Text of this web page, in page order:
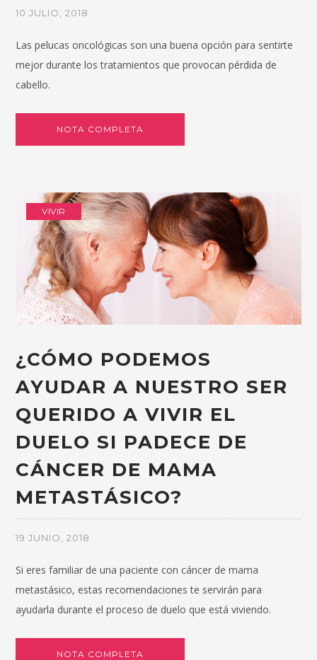
10 JULIO, 2018
Las pelucas oncológicas son una buena opción para sentirte
mejor durante los tratamientos que provocan pérdida de
cabello.
NOTA COMPLETA
VIVIR
¿CÓMO PODEMOS
AYUDAR A NUESTRO SER
QUERIDO A VIVIR EL
DUELO SI PADECE DE
CÁNCER DE MAMA
METASTÁSICO?
19 JUNIO, 2018
Si eres familiar de una paciente con cáncer de mama
metastásico, estas recomendaciones te servirán para
ayudarla durante el proceso de duelo que está viviendo.
NOTA COMPLETA